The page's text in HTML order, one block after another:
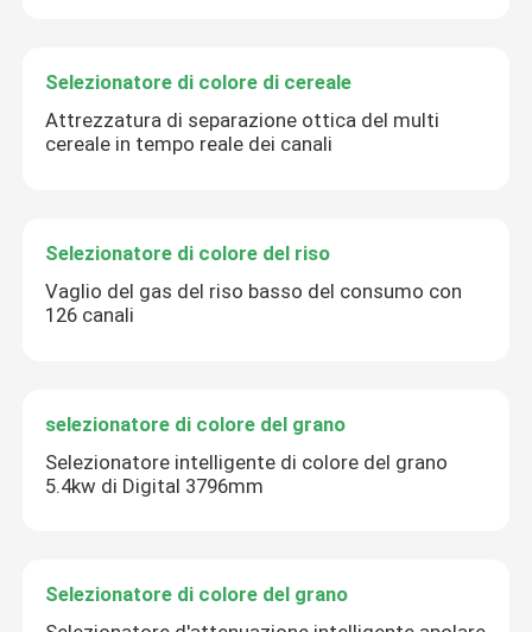
Selezionatore di colore di cereale
Attrezzatura di separazione ottica del multi
cereale in tempo reale dei canali
Selezionatore di colore del riso
Vaglio del gas del riso basso del consumo con
126 canali
selezionatore di colore del grano
Selezionatore intelligente di colore del grano
5.4kw di Digital 3796mm
Selezionatore di colore del grano